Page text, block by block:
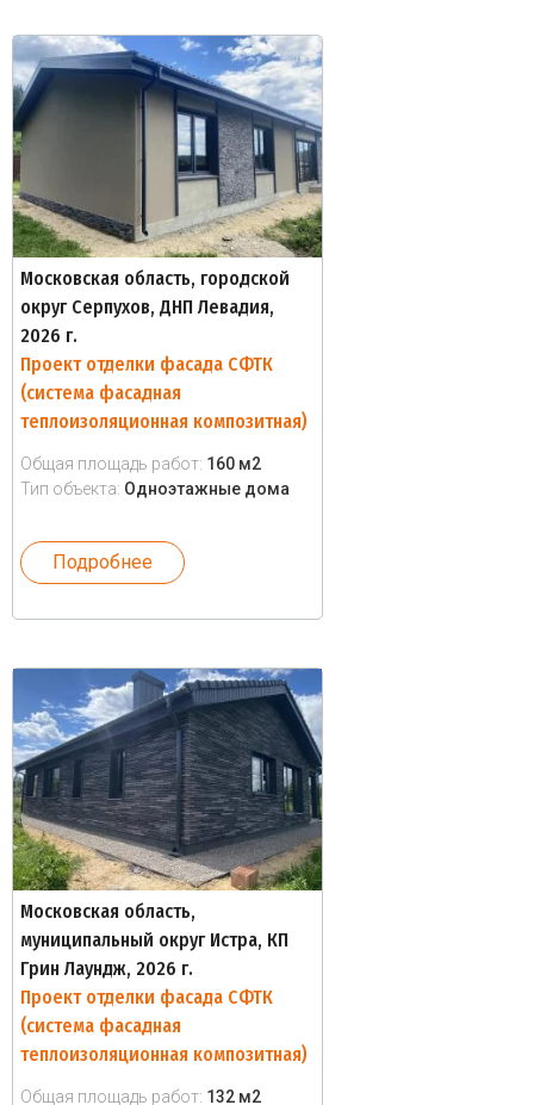
Московская область, городской
округ Серпухов, ДНП Левадия,
2026 г.
Проект отделки фасада СФТК
(система фасадная
теплоизоляционная композитная)
Общая площадь работ: 160 м2
Тип объекта: Одноэтажные дома
Подробнее
Московская область,
муниципальный округ Истра, КП
Грин Лаундж, 2026 г.
Проект отделки фасада СФТК
(система фасадная
теплоизоляционная композитная)
Общая площадь работ: 132 м2